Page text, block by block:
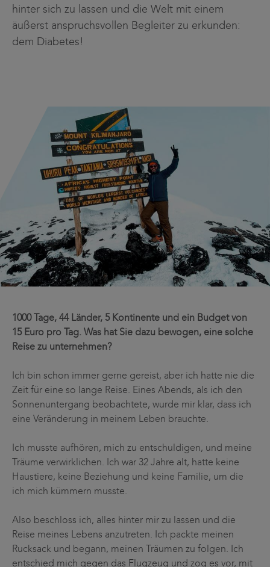
hinter sich zu lassen und die Welt mit einem
äußerst anspruchsvollen Begleiter zu erkunden:
dem Diabetes!
1000 Tage, 44 Länder, 5 Kontinente und ein Budget von
15 Euro pro Tag. Was hat Sie dazu bewogen, eine solche
Reise zu unternehmen?
Ich bin schon immer gerne gereist, aber ich hatte nie die
Zeit für eine so lange Reise. Eines Abends, als ich den
Sonnenuntergang beobachtete, wurde mir klar, dass ich
eine Veränderung in meinem Leben brauchte.
Ich musste aufhören, mich zu entschuldigen, und meine
Träume verwirklichen. Ich war 32 Jahre alt, hatte keine
Haustiere, keine Beziehung und keine Familie, um die
ich mich kümmern musste.
Also beschloss ich, alles hinter mir zu lassen und die
Reise meines Lebens anzutreten. Ich packte meinen
Rucksack und begann, meinen Träumen zu folgen. Ich
entschied mich gegen das Flugzeug und zog es vor, mit